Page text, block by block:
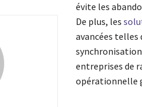
évite les
De plus, les
avancées telles
entreprises de
opérationnelle